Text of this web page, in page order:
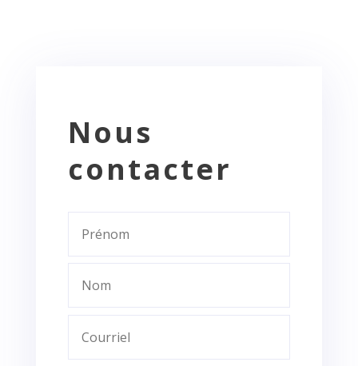
Nous
contacter